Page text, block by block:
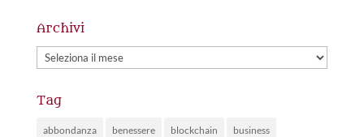
Archivi
Archivi
Tag
abbondanza benessere blockchain business